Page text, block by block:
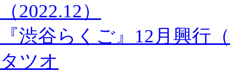
（2022.12）
『渋谷らくご』12月興行
タツオ